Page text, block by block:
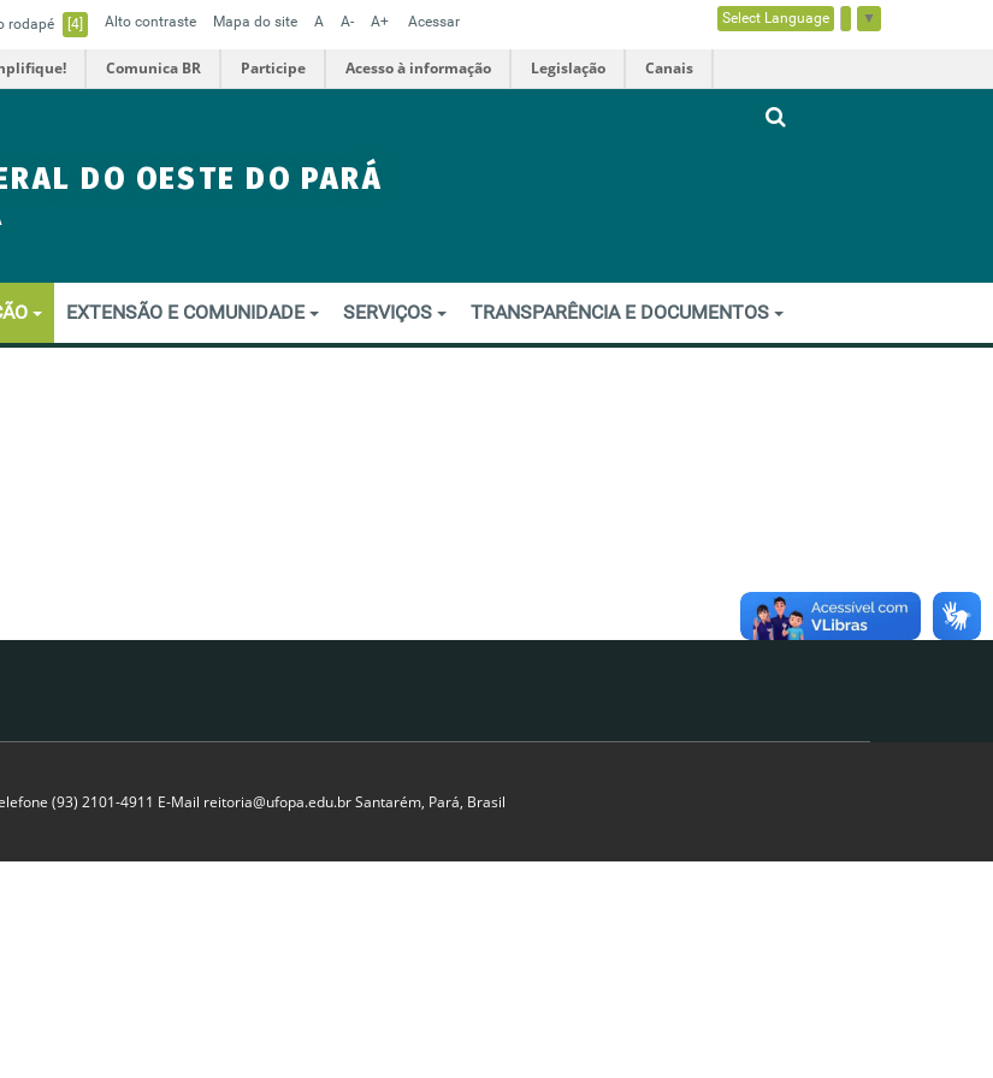
rodapé [4] Alto contraste Mapa do site A A- A+ Acessar Select Language ▼
Comunica BR Participe Acesso à informação Legislação Canais
DO OESTE DO PARÁ
EXTENSÃO E COMUNIDADE SERVIÇOS TRANSPARÊNCIA E DOCUMENTOS
(93) 2101-4911 E-Mail reitoria@ufopa.edu.br Santarém, Pará, Brasil